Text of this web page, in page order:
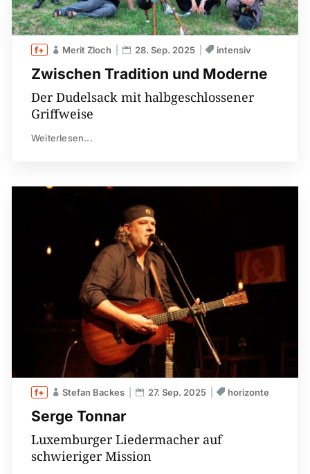
Zwischen Tradition und Moderne
Merit Zloch 28. Sep. 2025 intensiv
Der Dudelsack mit halbgeschlossener
Griffweise
Weiterlesen...
Serge Tonnar
Stefan Backes 27. Sep. 2025 horizonte
Luxemburger Liedermacher auf
schwieriger Mission